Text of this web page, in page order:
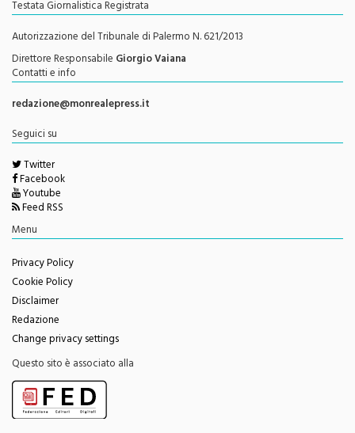
Testata Giornalistica Registrata
Autorizzazione del Tribunale di Palermo N. 621/2013
Direttore ResponsabileGiorgio Vaiana
Contatti e info
redazione@monrealepress.it
Seguici su
Twitter
Facebook
Youtube
Feed RSS
Privacy Policy
Cookie Policy
Disclaimer
Redazione
Change privacy settings
Questo sito è associato alla